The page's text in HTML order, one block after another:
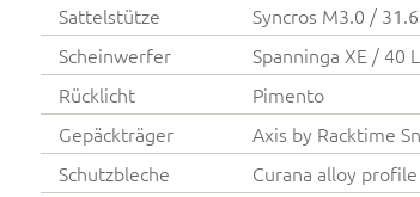
Sattelstütze
Syncros M3.0 / 31.6
Scheinwerfer
Spanninga XE /
Rücklicht
Pimento
Gepäckträger
Axis by Racktime
Schutzbleche
Curana alloy